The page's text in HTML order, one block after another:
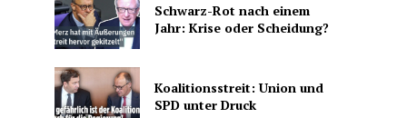
Schwarz-Rot nach einem
Jahr: Krise oder Scheidung?
Koalitionsstreit: Union und
SPD unter Druck